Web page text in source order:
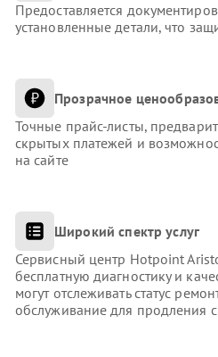
Предоставляется
установленные детали, что
Прозрачное
Точные прайс-листы,
скрытых платежей и
на сайте
Широкий спектр услуг
Сервисный центр Hotpoint
бесплатную диагностику и
могут отслеживать статус
обслуживание для продления